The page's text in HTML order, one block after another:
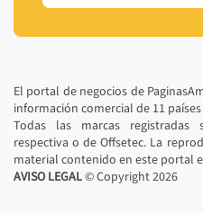
El portal de negocios de
información comercial de 11
Todas las marcas
respectiva o de Offsetec. La
material contenido en este portal
AVISO LEGAL© Copyright2026